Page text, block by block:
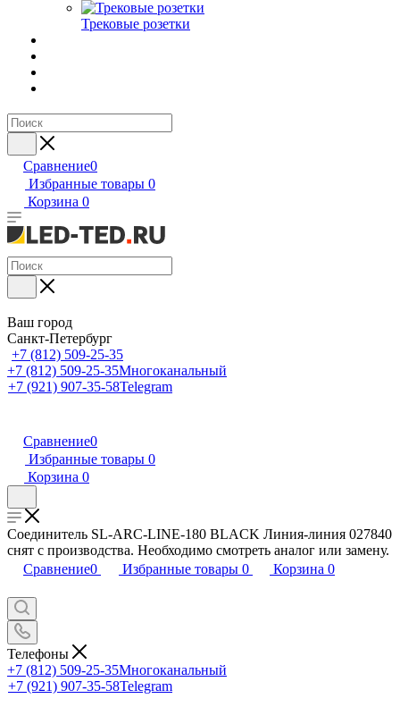
Трековые розетки
Сравнение0
Избранные товары 0
Корзина 0
Ваш город
Санкт-Петербург
+7 (812) 509-25-35
+7 (812) 509-25-35Многоканальный
+7 (921) 907-35-58Telegram
Сравнение0
Избранные товары 0
Корзина 0
Соединитель SL-ARC-LINE-180 BLACK Линия-линия 027840
снят с производства. Необходимо смотреть аналог или замену.
Сравнение0 Избранные товары 0 Корзина 0
Телефоны
+7 (812) 509-25-35Многоканальный
+7 (921) 907-35-58Telegram